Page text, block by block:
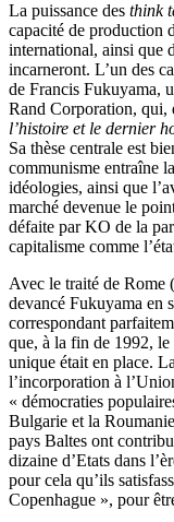
La puissance des think
capacité de production
international, ainsi que
incarneront. L’un des
de Francis Fukuyama,
Rand Corporation,
l’histoire et le dernier
Sa thèse centrale est
communisme entraîne
idéologies, ainsi que
marché devenue le
défaite par KO de la
capitalisme comme
Avec le traité de Rome
devancé Fukuyama en
correspondant
que, à la fin de 1992,
unique était en place.
l’incorporation à
« démocraties
Bulgarie et la
pays Baltes ont
dizaine d’Etats dans
pour cela qu’ils
Copenhague », pour